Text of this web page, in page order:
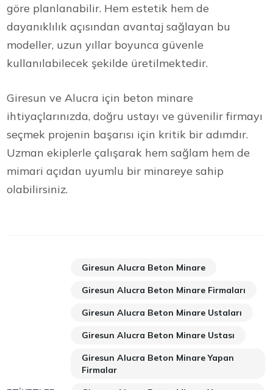
göre planlanabilir. Hem estetik hem de
dayanıklılık açısından avantaj sağlayan bu
modeller, uzun yıllar boyunca güvenle
kullanılabilecek şekilde üretilmektedir.
Giresun ve Alucra için beton minare
ihtiyaçlarınızda, doğru ustayı ve güvenilir firmayı
seçmek projenin başarısı için kritik bir adımdır.
Uzman ekiplerle çalışarak hem sağlam hem de
mimari açıdan uyumlu bir minareye sahip
olabilirsiniz.
Giresun Alucra Beton Minare
Giresun Alucra Beton Minare Firmaları
Giresun Alucra Beton Minare Ustaları
Giresun Alucra Beton Minare Ustası
Giresun Alucra Beton Minare Yapan
Firmalar